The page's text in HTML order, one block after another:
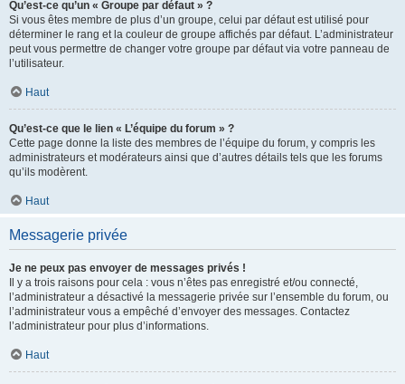
Qu’est-ce qu’un « Groupe par défaut » ?
Si vous êtes membre de plus d’un groupe, celui par défaut est utilisé pour
déterminer le rang et la couleur de groupe affichés par défaut. L’administrateur
peut vous permettre de changer votre groupe par défaut via votre panneau de
l’utilisateur.
Haut
Qu’est-ce que le lien « L’équipe du forum » ?
Cette page donne la liste des membres de l’équipe du forum, y compris les
administrateurs et modérateurs ainsi que d’autres détails tels que les forums
qu’ils modèrent.
Haut
Messagerie privée
Je ne peux pas envoyer de messages privés !
Il y a trois raisons pour cela : vous n’êtes pas enregistré et/ou connecté,
l’administrateur a désactivé la messagerie privée sur l’ensemble du forum, ou
l’administrateur vous a empêché d’envoyer des messages. Contactez
l’administrateur pour plus d’informations.
Haut